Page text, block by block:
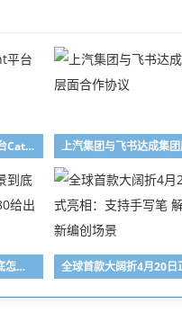
美团全场景AI Agent平台CatPaw正式上线
真正的大五座全场景到底怎么样? 来看看乐道L80给出的答案